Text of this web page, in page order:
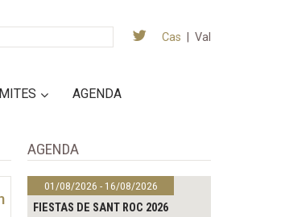
Cas Val
AGENDA
AGENDA
01/08/2026 - 16/08/2026
FIESTAS DE SANT ROC 2026